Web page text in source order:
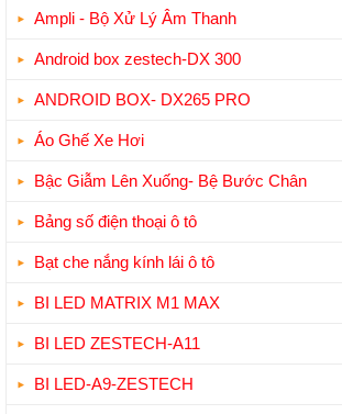
Ampli - Bộ Xử Lý Âm Thanh
Android box zestech-DX 300
ANDROID BOX- DX265 PRO
Áo Ghế Xe Hơi
Bậc Giẫm Lên Xuống- Bệ Bước Chân
Bảng số điện thoại ô tô
Bạt che nắng kính lái ô tô
BI LED MATRIX M1 MAX
BI LED ZESTECH-A11
BI LED-A9-ZESTECH